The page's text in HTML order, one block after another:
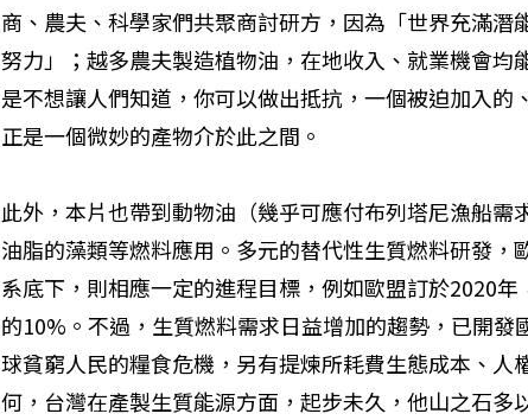
商、農夫、科學家們共聚商討研方，因為「世界充滿潛
努力」；越多農夫製造植物油，在地收入、就業機會均
是不想讓人們知道，你可以做出抵抗，一個被迫加入的
正是一個微妙的產物介於此之間。
此外，本片也帶到動物油（幾乎可應付布列塔尼漁船
油脂的藻類等燃料應用。多元的替代性生質燃料研發，
系底下，則相應一定的進程目標，例如歐盟訂於2020
的10%。不過，生質燃料需求日益增加的趨勢，已開發
球貧窮人民的糧食危機，另有提煉所耗費生態成本、人
何，台灣在產製生質能源方面，起步未久，他山之石多